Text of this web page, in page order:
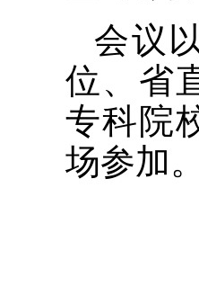
会议
位、省
专科院
场参加。